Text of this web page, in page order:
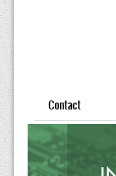
Contact